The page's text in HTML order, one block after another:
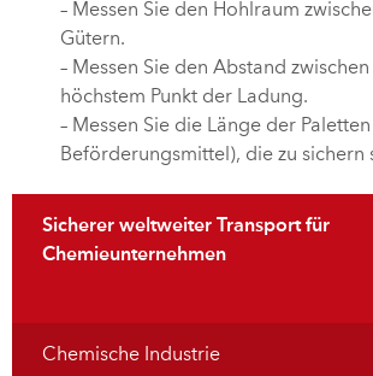
– Messen Sie den Hohlraum
Gütern.
– Messen Sie den Abstand
höchstem Punkt der Ladung.
– Messen Sie die Länge der
Beförderungsmittel), die zu sichern
Sicherer weltweiter Transport für
Chemieunternehmen
Chemische Industrie